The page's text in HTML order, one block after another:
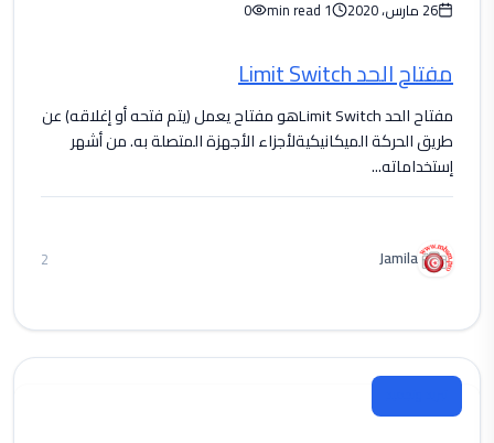
26 مارس، 2020 1 min read
0
مفتاح الحد Limit Switch
‏مفتاح الحد Limit Switchهو مفتاح يعمل (يتم فتحه أو إغلاقه) عن
طريق الحركة الميكانيكيةلأجزاء الأجهزة المتصلة به. من أشهر
إستخداماته...
Jamila
2